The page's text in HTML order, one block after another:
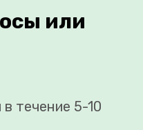
или
течение 5-10